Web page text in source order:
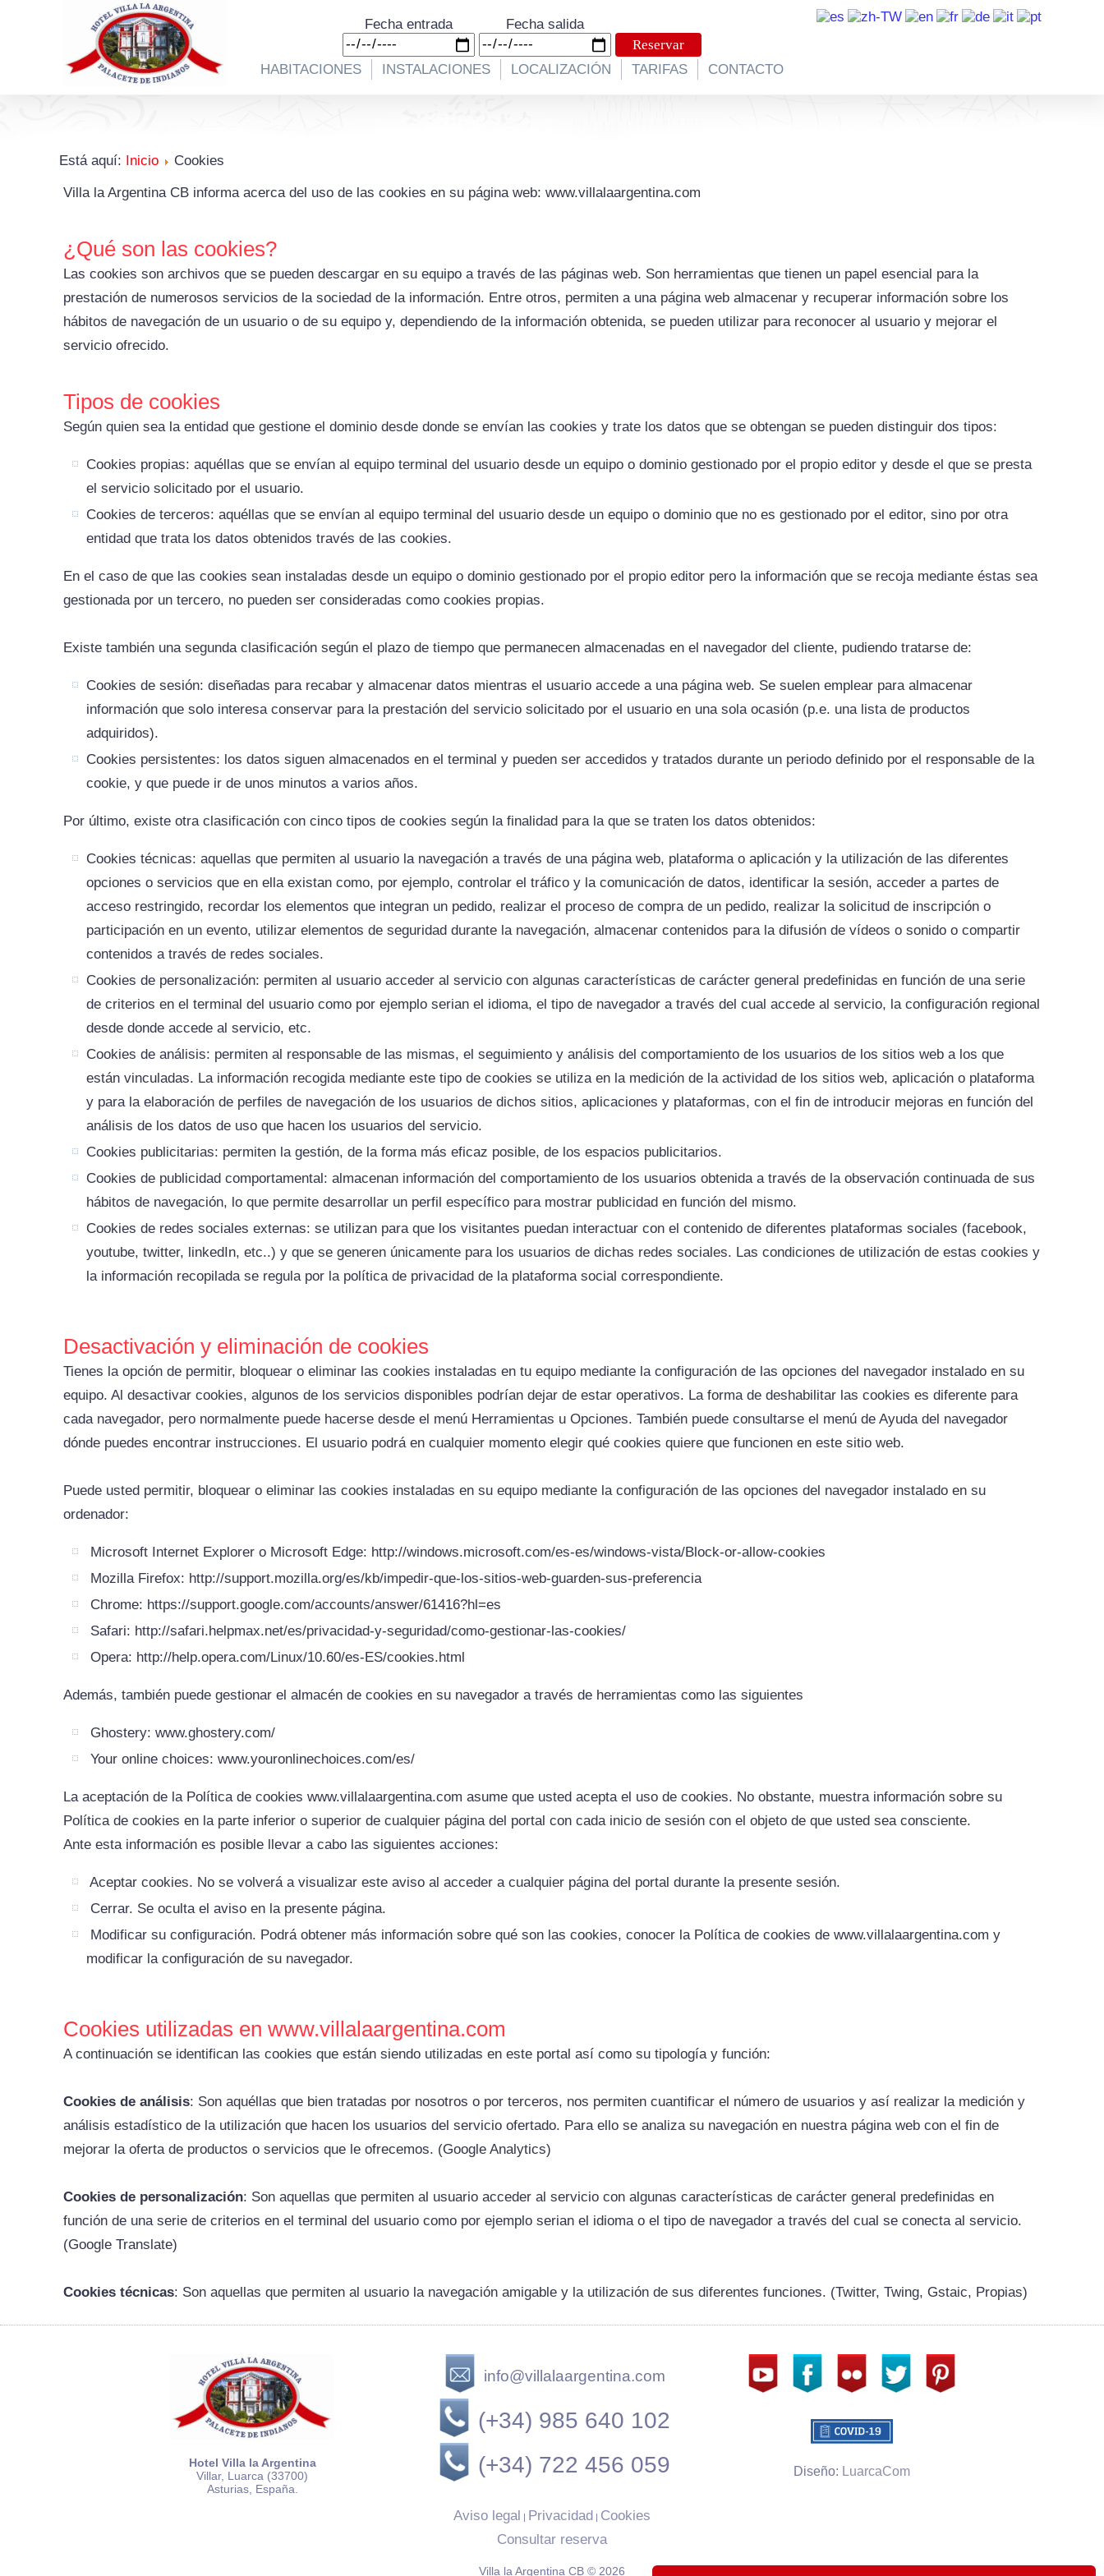
Fecha entrada Fecha salida
HABITACIONES INSTALACIONES LOCALIZACIÓN TARIFAS CONTACTO
Está aquí: Inicio Cookies
Villa la Argentina CB informa acerca del uso de las cookies en su página web: www.villalaargentina.com
¿Qué son las cookies?
Las cookies son archivos que se pueden descargar en su equipo a través de las páginas web. Son herramientas que tienen un papel esencial para la
prestación de numerosos servicios de la sociedad de la información. Entre otros, permiten a una página web almacenar y recuperar información sobre los
hábitos de navegación de un usuario o de su equipo y, dependiendo de la información obtenida, se pueden utilizar para reconocer al usuario y mejorar el
servicio ofrecido.
Tipos de cookies
Según quien sea la entidad que gestione el dominio desde donde se envían las cookies y trate los datos que se obtengan se pueden distinguir dos tipos:
Cookies propias: aquéllas que se envían al equipo terminal del usuario desde un equipo o dominio gestionado por el propio editor y desde el que se presta
el servicio solicitado por el usuario.
Cookies de terceros: aquéllas que se envían al equipo terminal del usuario desde un equipo o dominio que no es gestionado por el editor, sino por otra
entidad que trata los datos obtenidos través de las cookies.
En el caso de que las cookies sean instaladas desde un equipo o dominio gestionado por el propio editor pero la información que se recoja mediante éstas sea
gestionada por un tercero, no pueden ser consideradas como cookies propias.
Existe también una segunda clasificación según el plazo de tiempo que permanecen almacenadas en el navegador del cliente, pudiendo tratarse de:
Cookies de sesión: diseñadas para recabar y almacenar datos mientras el usuario accede a una página web. Se suelen emplear para almacenar
información que solo interesa conservar para la prestación del servicio solicitado por el usuario en una sola ocasión (p.e. una lista de productos
adquiridos).
Cookies persistentes: los datos siguen almacenados en el terminal y pueden ser accedidos y tratados durante un periodo definido por el responsable de la
cookie, y que puede ir de unos minutos a varios años.
Por último, existe otra clasificación con cinco tipos de cookies según la finalidad para la que se traten los datos obtenidos:
Cookies técnicas: aquellas que permiten al usuario la navegación a través de una página web, plataforma o aplicación y la utilización de las diferentes
opciones o servicios que en ella existan como, por ejemplo, controlar el tráfico y la comunicación de datos, identificar la sesión, acceder a partes de
acceso restringido, recordar los elementos que integran un pedido, realizar el proceso de compra de un pedido, realizar la solicitud de inscripción o
participación en un evento, utilizar elementos de seguridad durante la navegación, almacenar contenidos para la difusión de vídeos o sonido o compartir
contenidos a través de redes sociales.
Cookies de personalización: permiten al usuario acceder al servicio con algunas características de carácter general predefinidas en función de una serie
de criterios en el terminal del usuario como por ejemplo serian el idioma, el tipo de navegador a través del cual accede al servicio, la configuración regional
desde donde accede al servicio, etc.
Cookies de análisis: permiten al responsable de las mismas, el seguimiento y análisis del comportamiento de los usuarios de los sitios web a los que
están vinculadas. La información recogida mediante este tipo de cookies se utiliza en la medición de la actividad de los sitios web, aplicación o plataforma
y para la elaboración de perfiles de navegación de los usuarios de dichos sitios, aplicaciones y plataformas, con el fin de introducir mejoras en función del
análisis de los datos de uso que hacen los usuarios del servicio.
Cookies publicitarias: permiten la gestión, de la forma más eficaz posible, de los espacios publicitarios.
Cookies de publicidad comportamental: almacenan información del comportamiento de los usuarios obtenida a través de la observación continuada de sus
hábitos de navegación, lo que permite desarrollar un perfil específico para mostrar publicidad en función del mismo.
Cookies de redes sociales externas: se utilizan para que los visitantes puedan interactuar con el contenido de diferentes plataformas sociales (facebook,
youtube, twitter, linkedIn, etc..) y que se generen únicamente para los usuarios de dichas redes sociales. Las condiciones de utilización de estas cookies y
la información recopilada se regula por la política de privacidad de la plataforma social correspondiente.
Desactivación y eliminación de cookies
Tienes la opción de permitir, bloquear o eliminar las cookies instaladas en tu equipo mediante la configuración de las opciones del navegador instalado en su
equipo. Al desactivar cookies, algunos de los servicios disponibles podrían dejar de estar operativos. La forma de deshabilitar las cookies es diferente para
cada navegador, pero normalmente puede hacerse desde el menú Herramientas u Opciones. También puede consultarse el menú de Ayuda del navegador
dónde puedes encontrar instrucciones. El usuario podrá en cualquier momento elegir qué cookies quiere que funcionen en este sitio web.
Puede usted permitir, bloquear o eliminar las cookies instaladas en su equipo mediante la configuración de las opciones del navegador instalado en su
ordenador:
Microsoft Internet Explorer o Microsoft Edge: http://windows.microsoft.com/es-es/windows-vista/Block-or-allow-cookies
Mozilla Firefox: http://support.mozilla.org/es/kb/impedir-que-los-sitios-web-guarden-sus-preferencia
Chrome: https://support.google.com/accounts/answer/61416?hl=es
Safari: http://safari.helpmax.net/es/privacidad-y-seguridad/como-gestionar-las-cookies/
Opera: http://help.opera.com/Linux/10.60/es-ES/cookies.html
Además, también puede gestionar el almacén de cookies en su navegador a través de herramientas como las siguientes
Ghostery: www.ghostery.com/
Your online choices: www.youronlinechoices.com/es/
La aceptación de la Política de cookies www.villalaargentina.com asume que usted acepta el uso de cookies. No obstante, muestra información sobre su
Política de cookies en la parte inferior o superior de cualquier página del portal con cada inicio de sesión con el objeto de que usted sea consciente.
Ante esta información es posible llevar a cabo las siguientes acciones:
Aceptar cookies. No se volverá a visualizar este aviso al acceder a cualquier página del portal durante la presente sesión.
Cerrar. Se oculta el aviso en la presente página.
Modificar su configuración. Podrá obtener más información sobre qué son las cookies, conocer la Política de cookies de www.villalaargentina.com y
modificar la configuración de su navegador.
Cookies utilizadas en www.villalaargentina.com
A continuación se identifican las cookies que están siendo utilizadas en este portal así como su tipología y función:
Cookies de análisis: Son aquéllas que bien tratadas por nosotros o por terceros, nos permiten cuantificar el número de usuarios y así realizar la medición y
análisis estadístico de la utilización que hacen los usuarios del servicio ofertado. Para ello se analiza su navegación en nuestra página web con el fin de
mejorar la oferta de productos o servicios que le ofrecemos. (Google Analytics)
Cookies de personalización: Son aquellas que permiten al usuario acceder al servicio con algunas características de carácter general predefinidas en
función de una serie de criterios en el terminal del usuario como por ejemplo serian el idioma o el tipo de navegador a través del cual se conecta al servicio.
(Google Translate)
Cookies técnicas: Son aquellas que permiten al usuario la navegación amigable y la utilización de sus diferentes funciones. (Twitter, Twing, Gstaic, Propias)
Hotel Villa la Argentina
Villar, Luarca (33700)
Asturias, España.
info@villalaargentina.com
(+34) 985 640 102
(+34) 722 456 059
Aviso legal Privacidad
Cookies
Consultar reserva
Diseño: LuarcaCom
Villa la Argentina CB © 2026